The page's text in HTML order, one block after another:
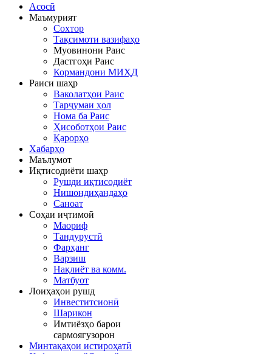
Асосӣ
Маъмурият
Сохтор
Тақсимоти вазифаҳо
Муовинони Раис
Дастгоҳи Раис
Кормандони МИҲД
Раиси шаҳр
Ваколатҳои Раис
Тарҷумаи ҳол
Нома ба Раис
Ҳисоботҳои Раис
Қарорҳо
Хабарҳо
Маълумот
Иқтисодиёти шаҳр
Рушди иқтисодиёт
Нишондиҳандаҳо
Саноат
Соҳаи иҷтимоӣ
Маориф
Тандурустӣ
Фарҳанг
Варзиш
Нақлиёт ва комм.
Матбуот
Лоиҳаҳои рушд
Инвеститсионӣ
Шарикон
Имтиёзҳо барои
сармоягузорон
Минтақаҳои истироҳатӣ